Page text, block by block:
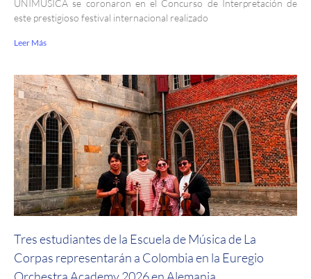
UNIMÚSICA se coronaron en el Concurso de Interpretación de
este prestigioso festival internacional realizado
Leer Más
Tres estudiantes de la Escuela de Música de La
Corpas representarán a Colombia en la Euregio